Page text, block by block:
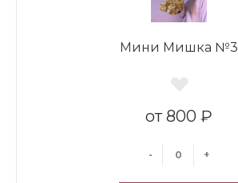
Мини Мишка №3
800 ₽
- +